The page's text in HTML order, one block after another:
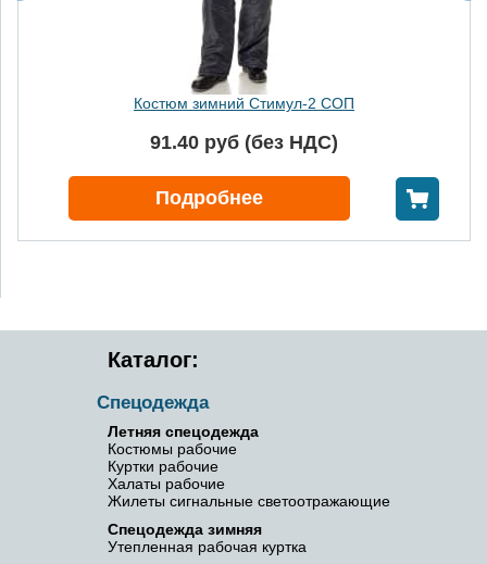
Костюм зимний Стимул-2 СОП
91.40 руб (без НДС)
Подробнее
Каталог:
Спецодежда
Летняя спецодежда
Костюмы рабочие
Куртки рабочие
Халаты рабочие
Жилеты сигнальные светоотражающие
Спецодежда зимняя
Утепленная рабочая куртка